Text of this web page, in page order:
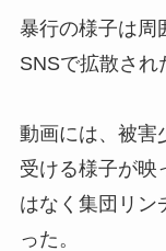
暴行の様子は周
SNSで拡散され
動画には、被害
受ける様子が映
はなく集団リン
った。